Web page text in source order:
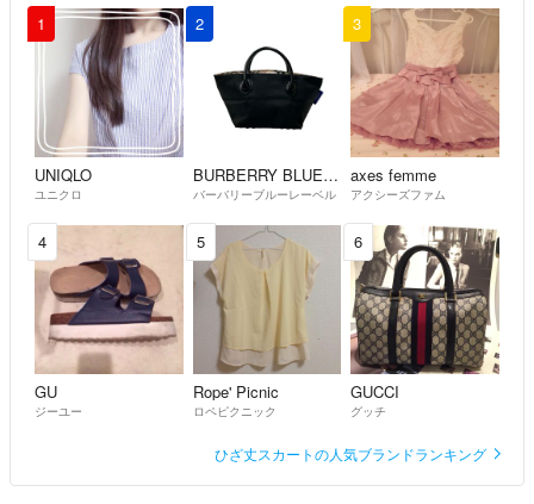
1
UNIQLO
ユニクロ
2
BURBERRY BLUE LABEL
バーバリーブルーレーベル
3
axes femme
アクシーズファム
4
GU
ジーユー
5
Rope' Picnic
ロペピクニック
6
GUCCI
グッチ
ひざ丈スカートの人気ブランドランキング